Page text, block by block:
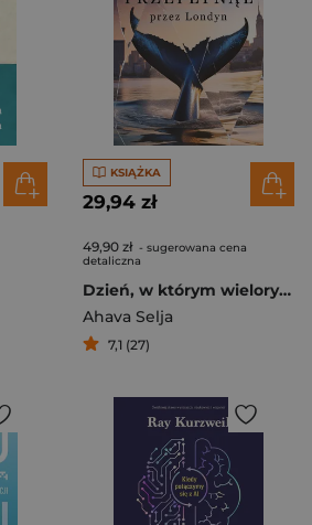
KSIĄŻKA
29,94 zł
49,90 zł - sugerowana cena
detaliczna
Dzień, w którym wieloryb przepłynął przez Londyn
Ahava Selja
7,1 (27)